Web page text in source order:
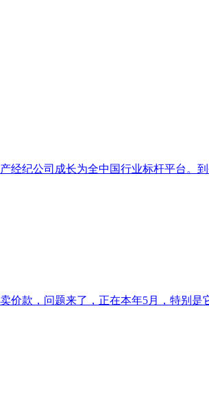
经纪公司成长为全中国行业标杆平台。
价款，问题来了，正在本年5月，特别是